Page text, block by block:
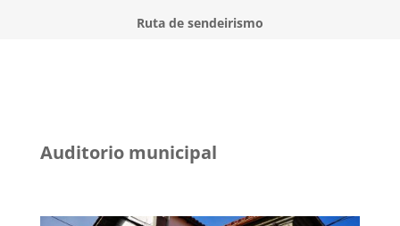
Ruta de sendeirismo
Auditorio municipal